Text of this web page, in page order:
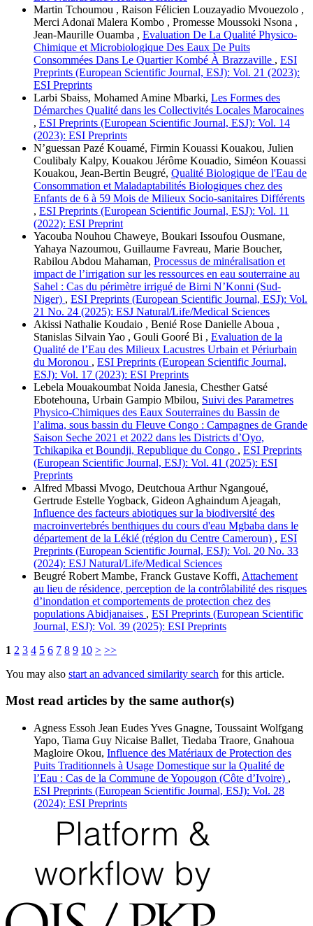
Martin Tchoumou , Raison Félicien Louzayadio Mvouezolo ,
Merci Adonaï Malera Kombo , Promesse Moussoki Nsona ,
Jean-Maurille Ouamba , Evaluation De La Qualité Physico-
Chimique et Microbiologique Des Eaux De Puits
Consommées Dans Le Quartier Kombé À Brazzaville , ESI
Preprints (European Scientific Journal, ESJ): Vol. 21 (2023):
ESI Preprints
Larbi Sbaiss, Mohamed Amine Mbarki, Les Formes des
Démarches Qualité dans les Collectivités Locales Marocaines
, ESI Preprints (European Scientific Journal, ESJ): Vol. 14
(2023): ESI Preprints
N’guessan Pazé Kouamé, Firmin Kouassi Kouakou, Julien
Coulibaly Kalpy, Kouakou Jérôme Kouadio, Siméon Kouassi
Kouakou, Jean-Bertin Beugré, Qualité Biologique de l'Eau de
Consommation et Maladaptabilités Biologiques chez des
Enfants de 6 à 59 Mois de Milieux Socio-sanitaires Différents
, ESI Preprints (European Scientific Journal, ESJ): Vol. 11
(2022): ESI Preprint
Yacouba Nouhou Chaweye, Boukari Issoufou Ousmane,
Yahaya Nazoumou, Guillaume Favreau, Marie Boucher,
Rabilou Abdou Mahaman, Processus de minéralisation et
impact de l’irrigation sur les ressources en eau souterraine au
Sahel : Cas du périmètre irrigué de Birni N’Konni (Sud-
Niger) , ESI Preprints (European Scientific Journal, ESJ): Vol.
21 No. 24 (2025): ESJ Natural/Life/Medical Sciences
Akissi Nathalie Koudaio , Benié Rose Danielle Aboua ,
Stanislas Silvain Yao , Gouli Gooré Bi , Evaluation de la
Qualité de l’Eau des Milieux Lacustres Urbain et Périurbain
du Moronou , ESI Preprints (European Scientific Journal,
ESJ): Vol. 17 (2023): ESI Preprints
Lebela Mouakoumbat Noida Janesia, Chesther Gatsé
Ebotehouna, Urbain Gampio Mbilou, Suivi des Parametres
Physico-Chimiques des Eaux Souterraines du Bassin de
l’alima, sous bassin du Fleuve Congo : Campagnes de Grande
Saison Seche 2021 et 2022 dans les Districts d’Oyo,
Tchikapika et Boundji, Republique du Congo , ESI Preprints
(European Scientific Journal, ESJ): Vol. 41 (2025): ESI
Preprints
Alfred Mbassi Mvogo, Deutchoua Arthur Ngangoué,
Gertrude Estelle Yogback, Gideon Aghaindum Ajeagah,
Influence des facteurs abiotiques sur la biodiversité des
macroinvertebrés benthiques du cours d'eau Mgbaba dans le
département de la Lékié (région du Centre Cameroun) , ESI
Preprints (European Scientific Journal, ESJ): Vol. 20 No. 33
(2024): ESJ Natural/Life/Medical Sciences
Beugré Robert Mambe, Franck Gustave Koffi, Attachement
au lieu de résidence, perception de la contrôlabilité des risques
d’inondation et comportements de protection chez des
populations Abidjanaises , ESI Preprints (European Scientific
Journal, ESJ): Vol. 39 (2025): ESI Preprints
1 2 3 4 5 6 7 8 9 10 > >>
You may also start an advanced similarity search for this article.
Most read articles by the same author(s)
Agness Essoh Jean Eudes Yves Gnagne, Toussaint Wolfgang
Yapo, Tiama Guy Nicaise Ballet, Tiedaba Traore, Gnahoua
Magloire Okou, Influence des Matériaux de Protection des
Puits Traditionnels à Usage Domestique sur la Qualité de
l’Eau : Cas de la Commune de Yopougon (Côte d’Ivoire) ,
ESI Preprints (European Scientific Journal, ESJ): Vol. 28
(2024): ESI Preprints